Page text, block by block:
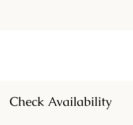
Check Availability